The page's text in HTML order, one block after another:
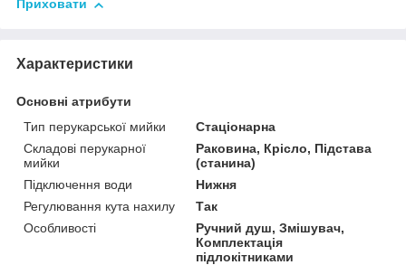
Приховати
Характеристики
Основні атрибути
Тип перукарської мийки
Стаціонарна
Складові перукарної
мийки
Раковина, Крісло, Підстава
(станина)
Підключення води
Нижня
Регулювання кута нахилу
Так
Особливості
Ручний душ, Змішувач,
Комплектація
підлокітниками